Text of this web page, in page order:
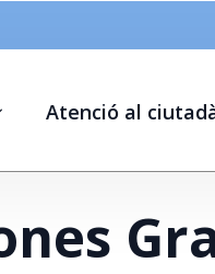
Atenció al